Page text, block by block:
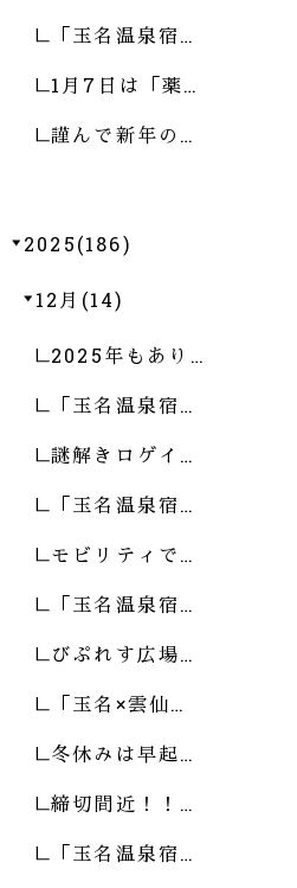
「玉名温泉宿…
1月7日は「薬…
謹んで新年の…
2025(186)
12月(14)
2025年もあり…
「玉名温泉宿…
謎解きロゲイ…
「玉名温泉宿…
モビリティで…
「玉名温泉宿…
びぷれす広場…
「玉名×雲仙…
冬休みは早起…
締切間近！！…
「玉名温泉宿…